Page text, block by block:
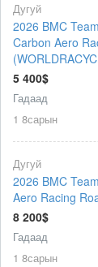
Дугуй
2026 BMC
Carbon Aero
5 400$
Гадаад
1 8сарын
Дугуй
2026 BMC
Aero Racing
8 200$
Гадаад
1 8сарын